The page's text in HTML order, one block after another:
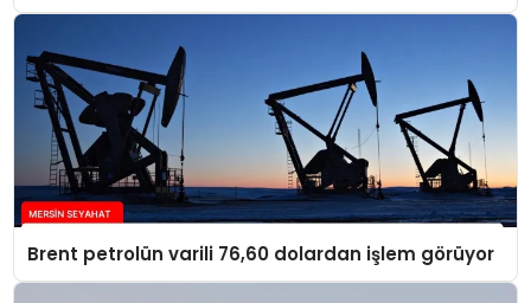
Brent petrolün varili 76,60 dolardan işlem görüyor